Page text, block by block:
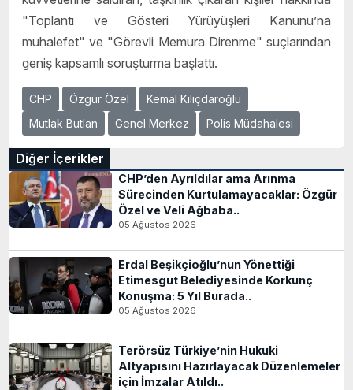
"Toplantı ve Gösteri Yürüyüşleri Kanunu’na
muhalefet" ve "Görevli Memura Direnme" suçlarından
geniş kapsamlı soruşturma başlattı.
CHP Özgür Özel
Kemal Kılıçdaroğlu
Mutlak Butlan
Genel Merkez Polis Müdahalesi
Diğer İçerikler
CHP’den Ayrıldılar ama Arınma
Sürecinden Kurtulamayacaklar: Özgür
Özel ve Veli Ağbaba..
05 Ağustos 2026
Erdal Beşikçioğlu’nun Yönettiği
Etimesgut Belediyesinde Korkunç
Konuşma: 5 Yıl Burada..
05 Ağustos 2026
Terörsüz Türkiye’nin Hukuki
Altyapısını Hazırlayacak Düzenlemeler
için İmzalar Atıldı..